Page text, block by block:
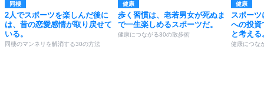
同棲
2人でスポーツを楽しんだ後に
は、昔の恋愛感情が取り戻せて
いる。
同棲のマンネリを解消する30の方法
健康
歩く習慣は、老若男女が死ぬま
で一生楽しめるスポーツだ。
健康につながる30の散歩術
健康
スポー
への投資
と考える
健康につな